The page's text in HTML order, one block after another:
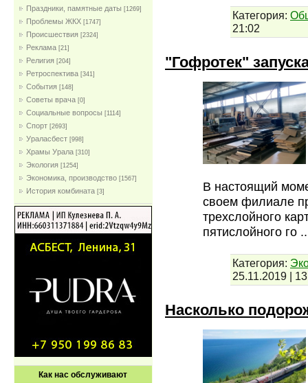
Праздники, памятные даты [1269]
Проблемы ЖКХ [1747]
Проиcшествия [2324]
Реклама [21]
Религия [204]
Ретроспектива [341]
События [148]
Советы врача [0]
Социальные вопросы [1114]
Спорт [2693]
Ураласбест [998]
Храмы Урала [310]
Экология [1254]
Экономика, производство [1567]
История комбината [3]
Как нас обслуживают
Категория:
21:02
"Гофротек"
В настоящий
своем филиале
трехслойного
пятислойного го
Категория:
25.11.2019 |
Насколько